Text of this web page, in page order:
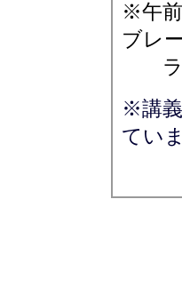
※午
ブレ
ラン
※講
てい